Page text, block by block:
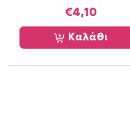
€4,10
Καλάθι